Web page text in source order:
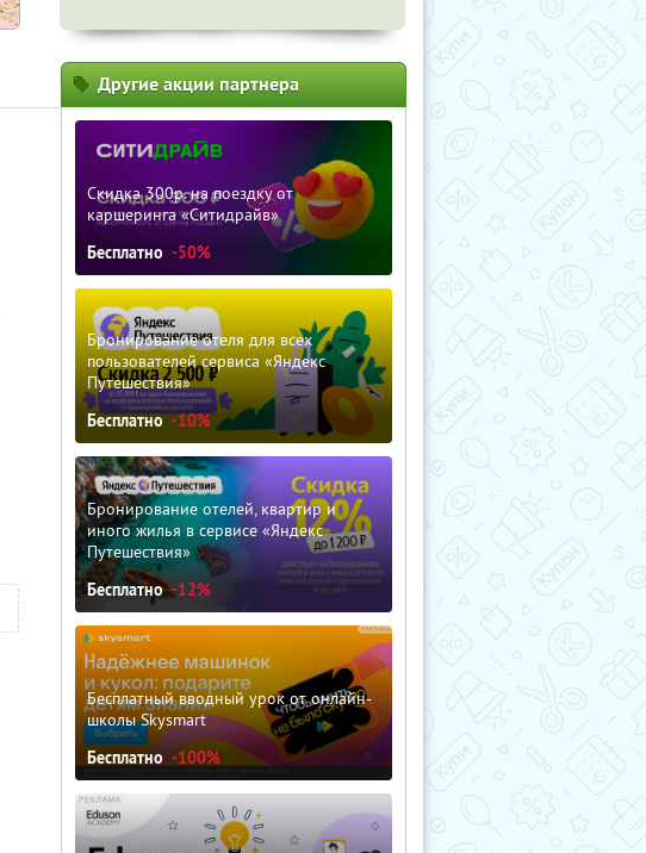
Другие акции партнера
Скидка 300р. на поездку от
каршеринга «Ситидрайв»
Бесплатно -50%
Бронирование отеля для всех
пользователей сервиса «Яндекс
Путешествия»
Бесплатно -10%
Бронирование отелей, квартир и
иного жилья в сервисе «Яндекс
Путешествия»
Бесплатно -12%
Бесплатный вводный урок от онлайн-
школы Skysmart
Бесплатно -100%